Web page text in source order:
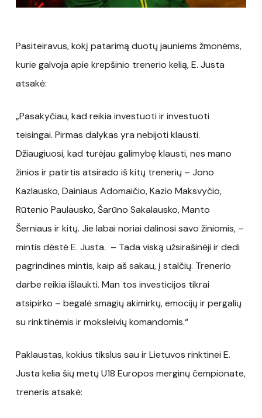
Pasiteiravus, kokį patarimą duotų jauniems žmonėms,
kurie galvoja apie krepšinio trenerio kelią, E. Justa
atsakė:
„Pasakyčiau, kad reikia investuoti ir investuoti
teisingai. Pirmas dalykas yra nebijoti klausti.
Džiaugiuosi, kad turėjau galimybę klausti, nes mano
žinios ir patirtis atsirado iš kitų trenerių – Jono
Kazlausko, Dainiaus Adomaičio, Kazio Maksvyčio,
Rūtenio Paulausko, Šarūno Sakalausko, Manto
Šerniaus ir kitų. Jie labai noriai dalinosi savo žiniomis, –
mintis dėstė E. Justa. – Tada viską užsirašinėji ir dedi
pagrindines mintis, kaip aš sakau, į stalčių. Trenerio
darbe reikia išlaukti. Man tos investicijos tikrai
atsipirko – begalė smagių akimirkų, emocijų ir pergalių
su rinktinėmis ir moksleivių komandomis.“
Paklaustas, kokius tikslus sau ir Lietuvos rinktinei E.
Justa kelia šių metų U18 Europos merginų čempionate,
treneris atsakė: